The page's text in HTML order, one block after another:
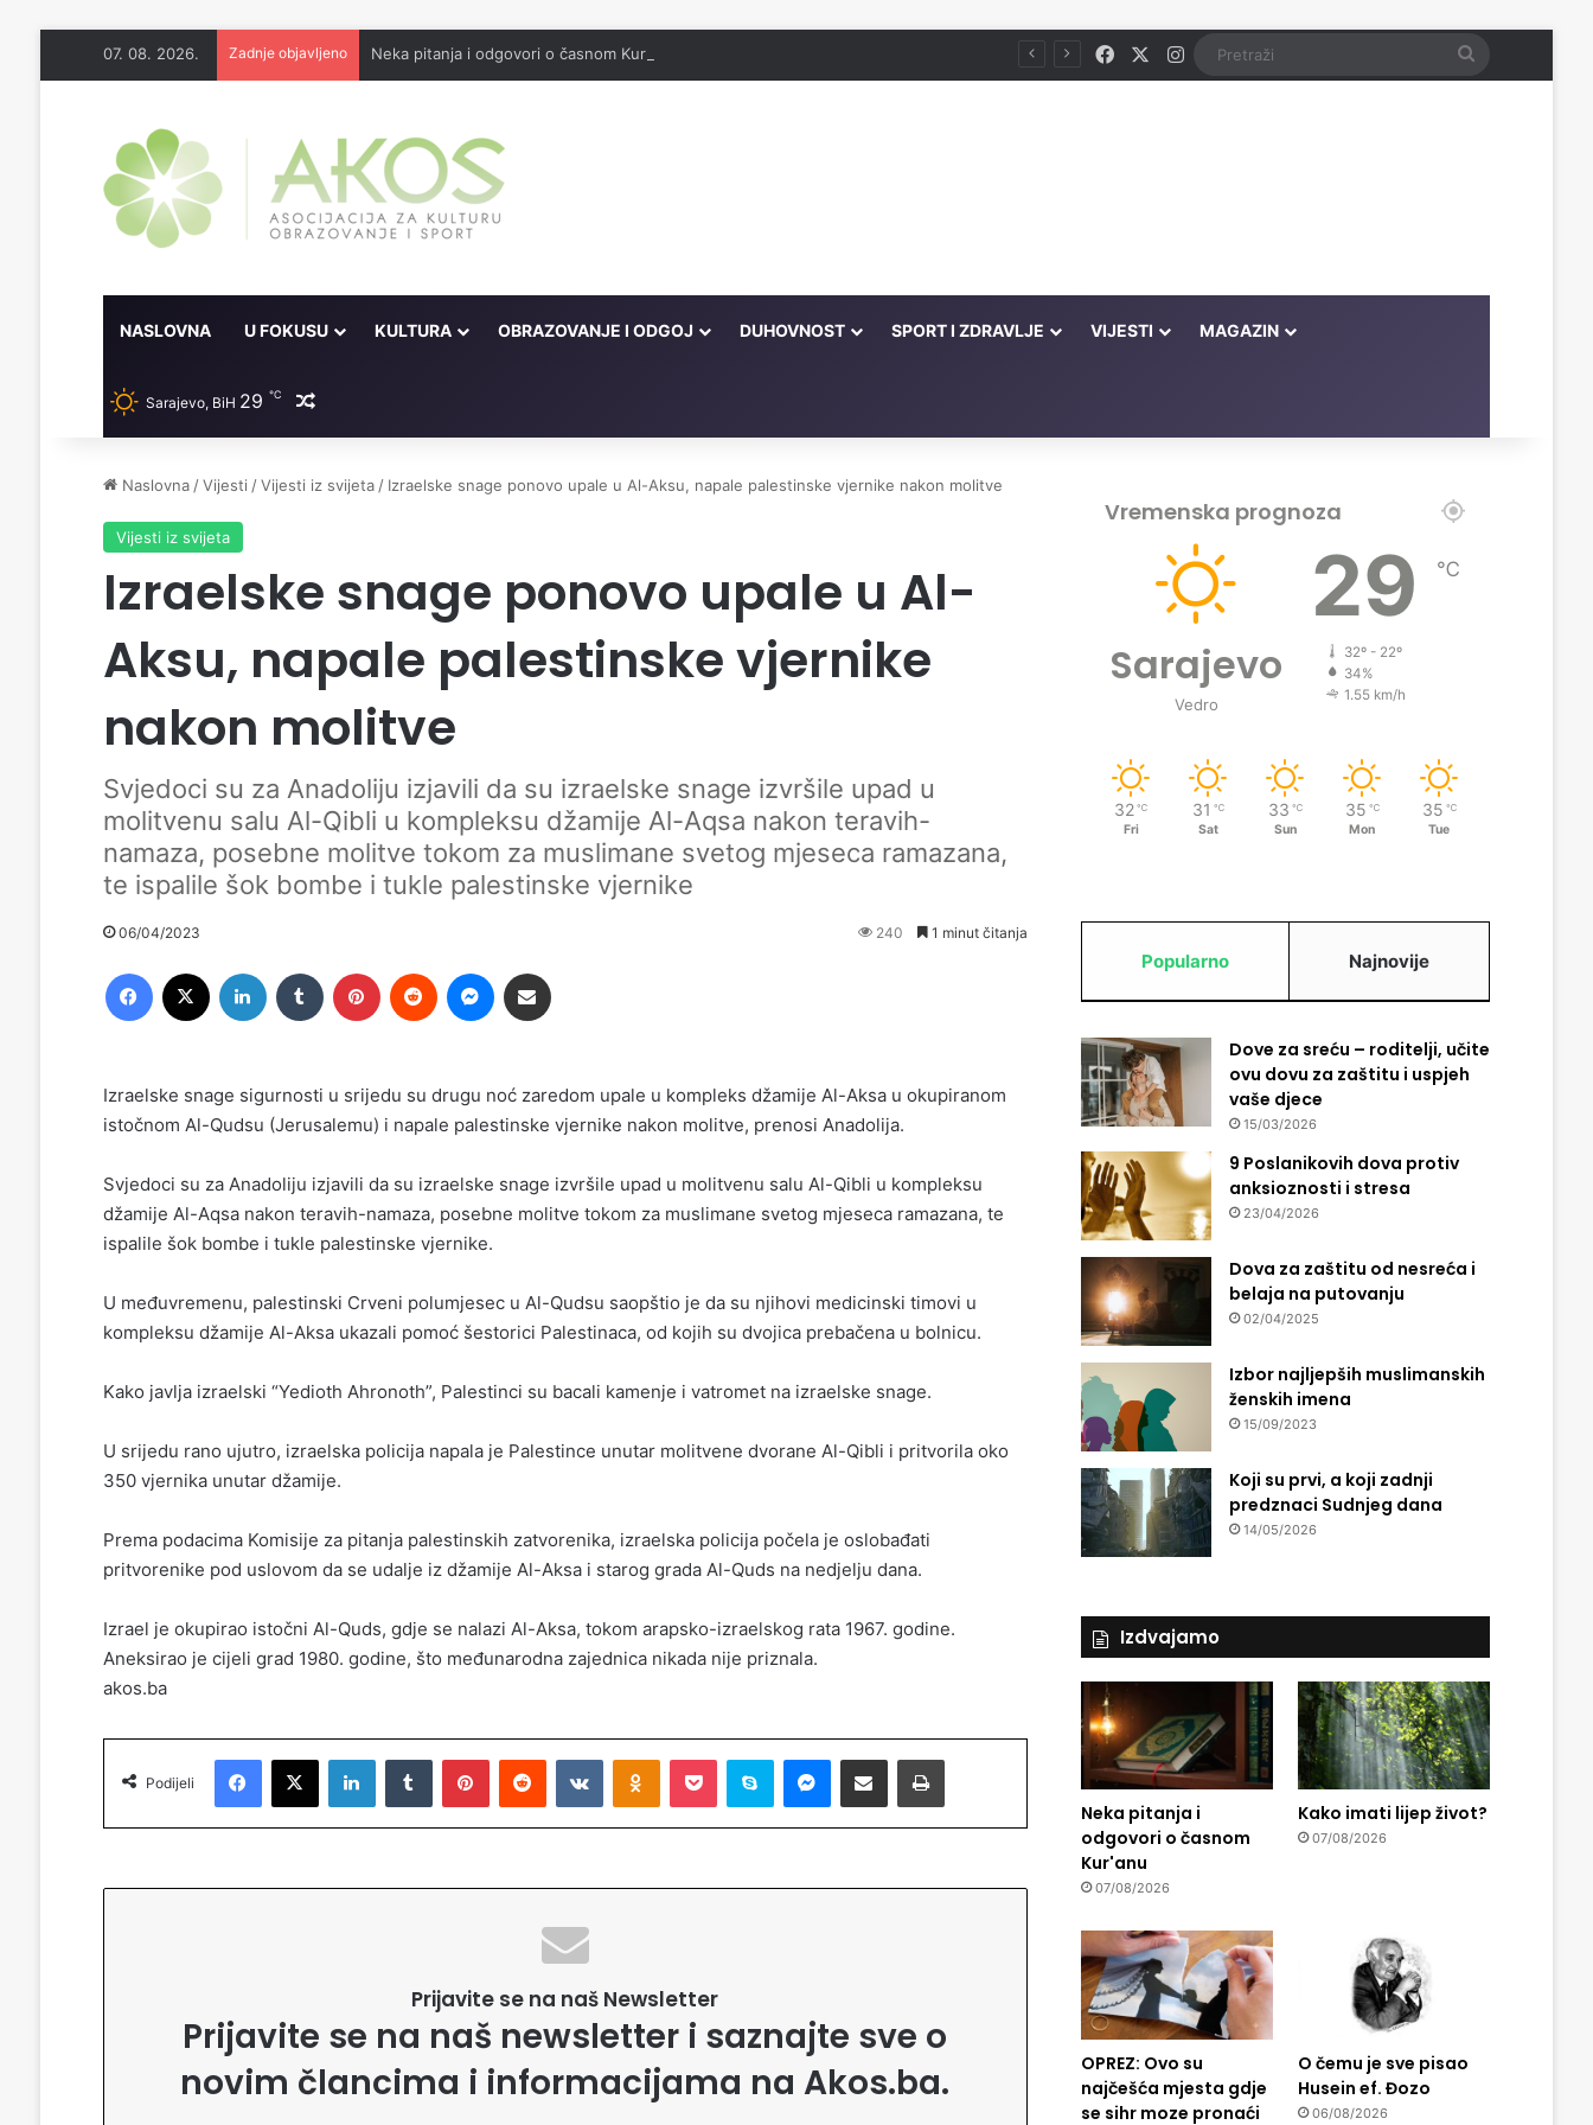
07. 08. 2026. Zadnje objavljeno Neka pitanja i odgovori o časnom Kur'anu FacebookInstagram Pretraži
NASLOVNA U FOKUSU KULTURA OBRAZOVANJE I ODGOJ DUHOVNOST SPORT I ZDRAVLJE VIJESTI MAGAZIN
Sarajevo, BiH 29 ℃ Random članak
Naslovna /Vijesti /Vijesti iz svijeta / Izraelske snage ponovo upale u Al-Aksu, napale palestinske vjernike nakon molitve
Vijesti iz svijeta
Izraelske snage ponovo upale u Al-
Aksu, napale palestinske vjernike
nakon molitve
Svjedoci su za Anadoliju izjavili da su izraelske snage izvršile upad u
molitvenu salu Al-Qibli u kompleksu džamije Al-Aqsa nakon teravih-
namaza, posebne molitve tokom za muslimane svetog mjeseca ramazana,
te ispalile šok bombe i tukle palestinske vjernike
06/04/2023 240 1 minut čitanja
Izraelske snage sigurnosti u srijedu su drugu noć zaredom upale u kompleks džamije Al-Aksa u okupiranom
istočnom Al-Qudsu (Jerusalemu) i napale palestinske vjernike nakon molitve, prenosi Anadolija.
Svjedoci su za Anadoliju izjavili da su izraelske snage izvršile upad u molitvenu salu Al-Qibli u kompleksu
džamije Al-Aqsa nakon teravih-namaza, posebne molitve tokom za muslimane svetog mjeseca ramazana, te
ispalile šok bombe i tukle palestinske vjernike.
U međuvremenu, palestinski Crveni polumjesec u Al-Qudsu saopštio je da su njihovi medicinski timovi u
kompleksu džamije Al-Aksa ukazali pomoć šestorici Palestinaca, od kojih su dvojica prebačena u bolnicu.
Kako javlja izraelski “Yedioth Ahronoth”, Palestinci su bacali kamenje i vatromet na izraelske snage.
U srijedu rano ujutro, izraelska policija napala je Palestince unutar molitvene dvorane Al-Qibli i pritvorila oko
350 vjernika unutar džamije.
Prema podacima Komisije za pitanja palestinskih zatvorenika, izraelska policija počela je oslobađati
pritvorenike pod uslovom da se udalje iz džamije Al-Aksa i starog grada Al-Quds na nedjelju dana.
Izrael je okupirao istočni Al-Quds, gdje se nalazi Al-Aksa, tokom arapsko-izraelskog rata 1967. godine.
Aneksirao je cijeli grad 1980. godine, što međunarodna zajednica nikada nije priznala.
akos.ba
Podijeli
Facebook X LinkedIn Tumblr Pinterest Reddit VKontakte Odnoklassniki Pocket Skype Messenger Podijeli putem Emaila Printaj
Prijavite se na naš Newsletter
Prijavite se na naš newsletter i saznajte sve o
novim člancima i informacijama na Akos.ba.
Vremenska prognoza
Sarajevo
Vedro
29 ℃
32º - 22º
34%
1.55 km/h
32 ℃
Fri
31 ℃
Sat
33 ℃
Sun
35 ℃
Mon
35 ℃
Tue
Popularno Najnovije
Dove za sreću – roditelji, učite
ovu dovu za zaštitu i uspjeh
vaše djece
15/03/2026
9 Poslanikovih dova protiv
anksioznosti i stresa
23/04/2026
Dova za zaštitu od nesreća i
belaja na putovanju
02/04/2025
Izbor najljepših muslimanskih
ženskih imena
15/09/2023
Koji su prvi, a koji zadnji
predznaci Sudnjeg dana
14/05/2026
Izdvajamo
Neka pitanja i
odgovori o časnom
Kur'anu
07/08/2026
Kako imati lijep život?
07/08/2026
OPREZ: Ovo su
najčešća mjesta gdje
se sihr moze pronaći
O čemu je sve pisao
Husein ef. Đozo
06/08/2026